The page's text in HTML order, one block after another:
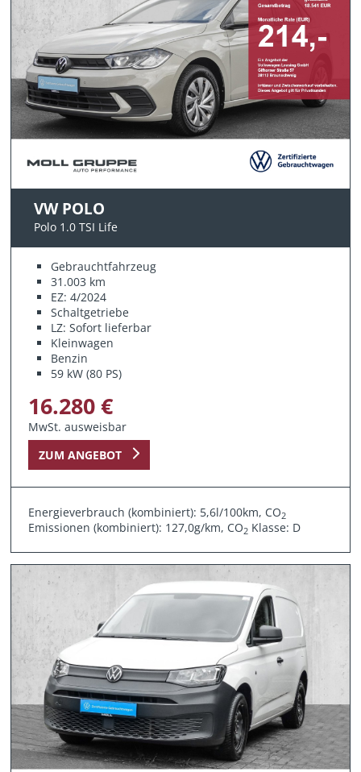
VW POLO
Polo 1.0 TSI Life
Gebrauchtfahrzeug
31.003 km
EZ: 4/2024
Schaltgetriebe
LZ: Sofort lieferbar
Kleinwagen
Benzin
59 kW (80 PS)
16.280 €
MwSt. ausweisbar
ZUM ANGEBOT
Energieverbrauch (kombiniert): 5,6l/100km, CO2
Emissionen (kombiniert): 127,0g/km, CO2 Klasse: D